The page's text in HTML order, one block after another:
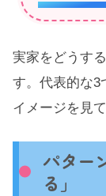
実家をどうす
す。代表的な3
イメージを見
パター
る」